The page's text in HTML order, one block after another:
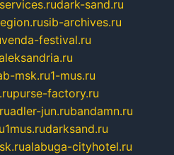
dark-sand.ru
sib-archives.ru
venda-festival.ru
msk.ru1-mus.ru
purse-factory.ru
adler-jun.rubandamn.ru
1mus.rudarksand.ru
alabuga-cityhotel.ru